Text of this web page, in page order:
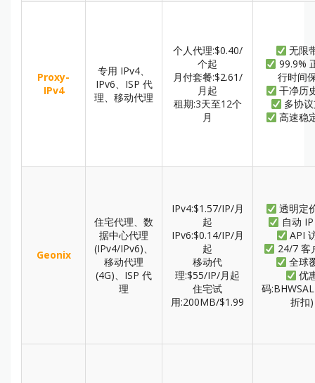
Proxy-
IPv4
专用 IPv4、
IPv6、ISP 代
理、移动代理
个人代理:$0.40/
个起
月付套餐:$2.61/
月起
租期:3天至12个
月
无限
99.9%
行时间
干净历
多协
高速稳
Geonix
住宅代理、数
据中心代理
(IPv4/IPv6)、
移动代理
(4G)、ISP 代
理
IPv4:$1.57/IP/月
起
IPv6:$0.14/IP/月
起
移动代
理:$55/IP/月起
住宅试
用:200MB/$1.99
透明定
自动
API
24/7 客
全球
优
码
折扣)